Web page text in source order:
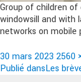
Group of children
windowsill and with
networks on mobile
Publié
le
30 mars 2023 Taille
réelle
2560
Navigation
Publié dansLes